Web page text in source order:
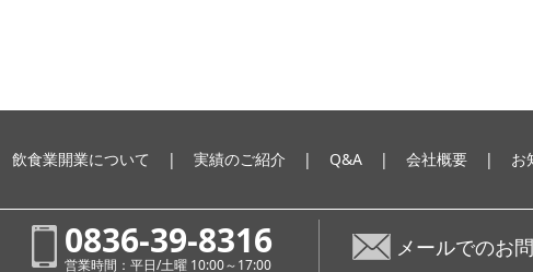
飲食業開業について 実績のご紹介 Q&A 会社概要 お
0836-39-8316
営業時間：平日/土曜 10:00～17:00
メールでのお